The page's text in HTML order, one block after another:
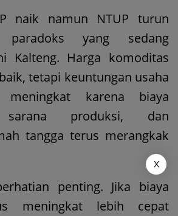
naik namun NTUP turun
paradoks yang sedang
Kalteng. Harga komoditas
tetapi keuntungan usaha
karena biaya
sarana produksi, dan
tangga terus merangkak
penting. Jika biaya
meningkat lebih cepat
X